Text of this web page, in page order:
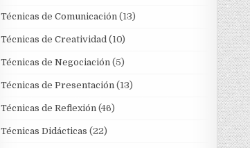
Técnicas de Comunicación(13)
Técnicas de Creatividad(10)
Técnicas de Negociación(5)
Técnicas de Presentación(13)
Técnicas de Reflexión(46)
Técnicas Didácticas (22)